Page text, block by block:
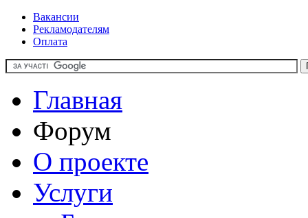
Вакансии
Рекламодателям
Оплата
Главная
Форум
О проекте
Услуги